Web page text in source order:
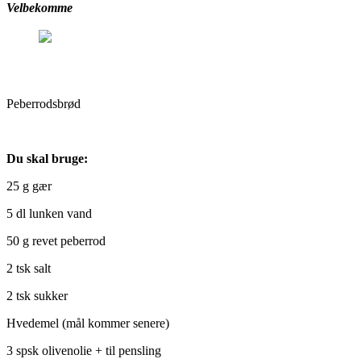
Velbekomme
Peberrodsbrød
Du skal bruge:
25 g gær
5 dl lunken vand
50 g revet peberrod
2 tsk salt
2 tsk sukker
Hvedemel (mål kommer senere)
3 spsk olivenolie + til pensling